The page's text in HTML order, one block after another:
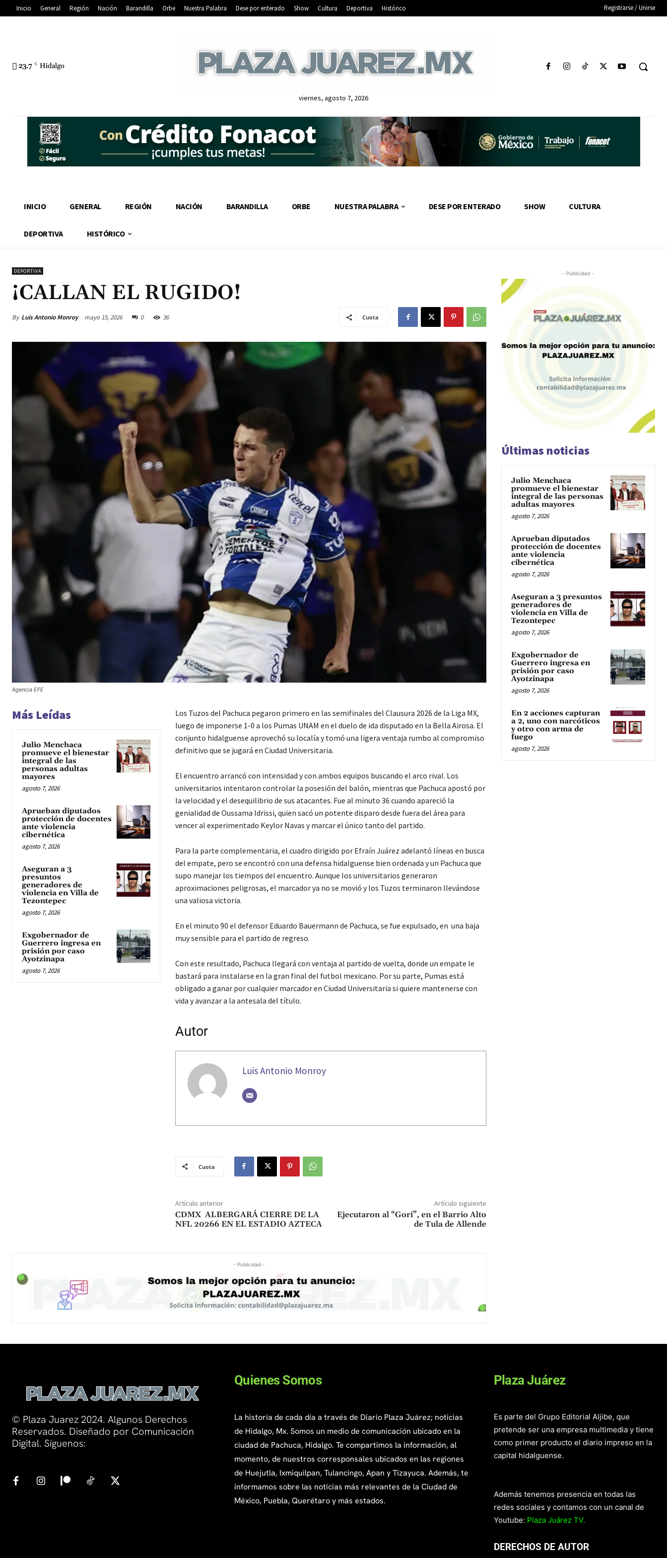
Inicio General Región Nación Barandilla Orbe Nuestra Palabra Dese por enterado Show Cultura Deportiva Histórico Registrarse / Unirse
23.7 C Hidalgo
viernes, agosto 7, 2026
INICIO GENERAL REGIÓN NACIÓN BARANDILLA ORBE NUESTRA PALABRA DESE POR ENTERADO SHOW CULTURA
DEPORTIVA HISTÓRICO
DEPORTIVA
¡CALLAN EL RUGIDO!
By Luis Antonio Monroy mayo 15, 2026 0 36 Cuota
Agencia EFE
Más Leídas
Julio Menchaca
promueve el bienestar
integral de las
personas adultas
mayores
agosto 7, 2026
Aprueban diputados
protección de docentes
ante violencia
cibernética
agosto 7, 2026
Aseguran a 3
presuntos
generadores de
violencia en Villa de
Tezontepec
agosto 7, 2026
Exgobernador de
Guerrero ingresa en
prisión por caso
Ayotzinapa
agosto 7, 2026
Los Tuzos del Pachuca pegaron primero en las semifinales del Clausura 2026 de la Liga MX,
luego de imponerse 1-0 a los Pumas UNAM en el duelo de ida disputado en la Bella Airosa. El
conjunto hidalguense aprovechó su localía y tomó una ligera ventaja rumbo al compromiso
definitivo que se jugará en Ciudad Universitaria.
El encuentro arrancó con intensidad y con ambos equipos buscando el arco rival. Los
universitarios intentaron controlar la posesión del balón, mientras que Pachuca apostó por
la velocidad y el desequilibrio de sus atacantes. Fue al minuto 36 cuando apareció la
genialidad de Oussama Idrissi, quien sacó un potente disparo desde fuera del área para
vencer al experimentado Keylor Navas y marcar el único tanto del partido.
Para la parte complementaria, el cuadro dirigido por Efraín Juárez adelantó líneas en busca
del empate, pero se encontró con una defensa hidalguense bien ordenada y un Pachuca que
supo manejar los tiempos del encuentro. Aunque los universitarios generaron
aproximaciones peligrosas, el marcador ya no se movió y los Tuzos terminaron llevándose
una valiosa victoria.
En el minuto 90 el defensor Eduardo Bauermann de Pachuca, se fue expulsado, en una baja
muy sensible para el partido de regreso.
Con este resultado, Pachuca llegará con ventaja al partido de vuelta, donde un empate le
bastará para instalarse en la gran final del futbol mexicano. Por su parte, Pumas está
obligado a ganar por cualquier marcador en Ciudad Universitaria si quiere mantenerse con
vida y avanzar a la antesala del título.
Autor
Luis Antonio Monroy
Cuota
Artículo anterior
CDMX ALBERGARÁ CIERRE DE LA
NFL 20266 EN EL ESTADIO AZTECA
Artículo siguiente
Ejecutaron al “Gori”, en el Barrio Alto
de Tula de Allende
- Publicidad -
- Publicidad -
Últimas noticias
Julio Menchaca
promueve el bienestar
integral de las personas
adultas mayores
agosto 7, 2026
Aprueban diputados
protección de docentes
ante violencia
cibernética
agosto 7, 2026
Aseguran a 3 presuntos
generadores de
violencia en Villa de
Tezontepec
agosto 7, 2026
Exgobernador de
Guerrero ingresa en
prisión por caso
Ayotzinapa
agosto 7, 2026
En 2 acciones capturan
a 2, uno con narcóticos
y otro con arma de
fuego
agosto 7, 2026
© Plaza Juarez 2024. Algunos Derechos
Reservados. Diseñado por Comunicación
Digital. Síguenos:
Quienes Somos
La historia de cada día a través de Diario Plaza Juárez; noticias
de Hidalgo, Mx. Somos un medio de comunicación ubicado en la
ciudad de Pachuca, Hidalgo. Te compartimos la información, al
momento, de nuestros corresponsales ubicados en las regiones
de Huejutla, Ixmiquilpan, Tulancingo, Apan y Tizayuca. Además, te
informamos sobre las noticias más relevantes de la Ciudad de
México, Puebla, Querétaro y más estados.
Plaza Juárez
Es parte del Grupo Editorial Aljibe, que
pretende ser una empresa multimedia y tiene
como primer producto el diario impreso en la
capital hidalguense.
Además tenemos presencia en todas las
redes sociales y contamos con un canal de
Youtube: Plaza Juárez TV.
DERECHOS DE AUTOR